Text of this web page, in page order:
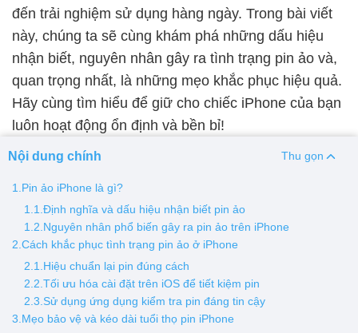
Thay pin
Pin iPhone Pin Samsumg Pin Oppo Pin Xiaomi
Pin Realme
Thay vỏ
Vỏ iPhone Vỏ Samsung Vỏ Xiaomi
Vỏ Huawei
đến trải nghiệm sử dụng hàng ngày. Trong bài viết
này, chúng ta sẽ cùng khám phá những dấu hiệu
nhận biết, nguyên nhân gây ra tình trạng pin ảo và,
quan trọng nhất, là những mẹo khắc phục hiệu quả.
Hãy cùng tìm hiểu để giữ cho chiếc iPhone của bạn
luôn hoạt động ổn định và bền bỉ!
Nội dung chính Thu gọn
1.Pin ảo iPhone là gì?
1.1.Định nghĩa và dấu hiệu nhận biết pin ảo
1.2.Nguyên nhân phổ biến gây ra pin ảo trên iPhone
2.Cách khắc phục tình trạng pin ảo ở iPhone
2.1.Hiệu chuẩn lại pin đúng cách
2.2.Tối ưu hóa cài đặt trên iOS để tiết kiệm pin
2.3.Sử dụng ứng dụng kiểm tra pin đáng tin cậy
3.Mẹo bảo vệ và kéo dài tuổi thọ pin iPhone